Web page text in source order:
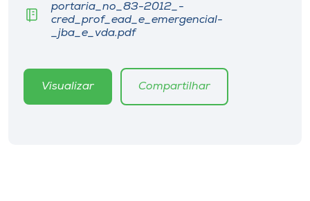
CPA
Editora
portaria_no_83-2012_-
cred_prof_ead_e_emergencial-
_jba_e_vda.pdf
Visualizar Compartilhar